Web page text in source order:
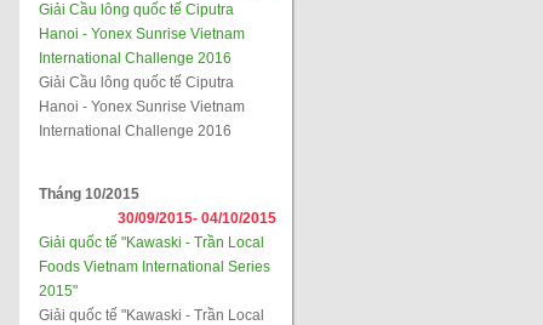
Giải Cầu lông quốc tế Ciputra
Hanoi - Yonex Sunrise Vietnam
International Challenge 2016
Giải Cầu lông quốc tế Ciputra
Hanoi - Yonex Sunrise Vietnam
International Challenge 2016
Tháng 10/2015
30/09/2015- 04/10/2015
Giải quốc tế "Kawaski - Trần Local
Foods Vietnam International Series
2015"
Giải quốc tế "Kawaski - Trần Local